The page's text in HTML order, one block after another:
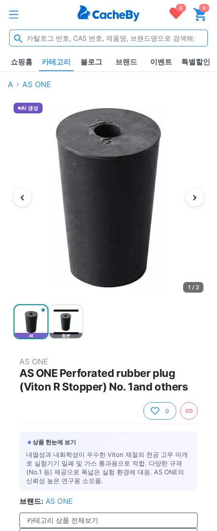
0 0
쇼핑홈 카테고리 블로그 브랜드 이벤트 특별할인
A AS ONE
AI 원본
AI 생성
1 / 2
AS ONE
AS ONE Perforated rubber plug
(Viton R Stopper) No. 1and others
0
✦상품 한눈에 보기
내열성과 내화학성이 우수한 Viton 재질의 천공 고무 마개
로 실험기기 밀폐 및 가스 통과용으로 적합. 다양한 규격
(No.1 등) 제공으로 폭넓은 실험 환경에 대응. AS ONE의
신뢰성 높은 연구용 소모품.
브랜드: AS ONE
카테고리 상품 전체보기